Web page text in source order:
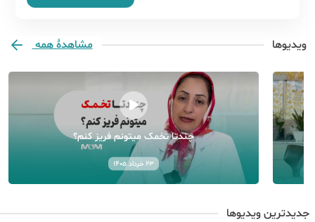
ویدیو‌ها مشاهدهٔ همه
چندتا تخمک میتونم فریز کنم؟
۲۳ خرداد ۱۴۰۵
جدیدترین ویدیوها